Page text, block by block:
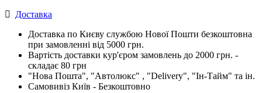
Доставка
Доставка по Києву службою Нової Пошти безкоштовна
при замовленні від 5000 грн.
Вартість доставки кур'єром замовлень до 2000 грн. -
складає 80 грн
"Нова Пошта", "Автолюкс" , "Delivery", "Iн-Тайм" та ін.
Самовивіз Київ - Безкоштовно